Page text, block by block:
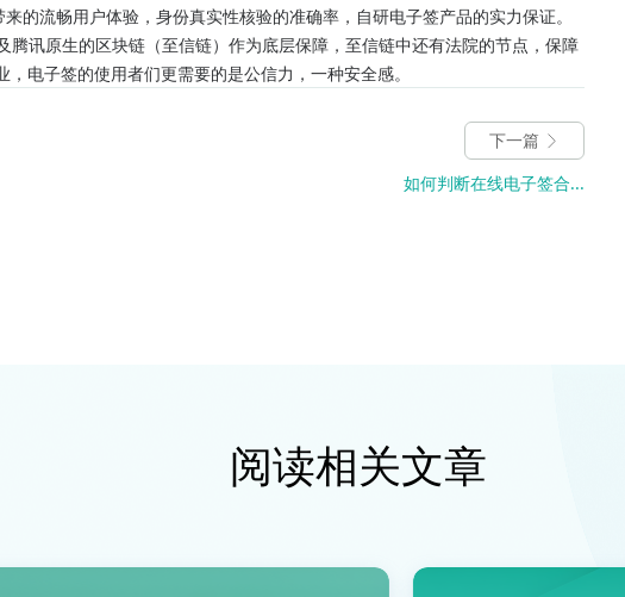
的流畅用户体验，身份真实性核验的准确率，自研电子签产品的实力保证。
腾讯原生的区块链（至信链）作为底层保障，至信链中还有法院的节点，保障
，电子签的使用者们更需要的是公信力，一种安全感。
下一篇
如何判断在线电子签合...
阅读相关文章